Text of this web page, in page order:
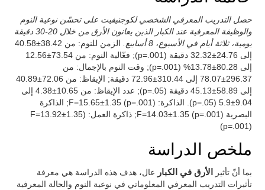
حصل التدريب المعرفي الشخصي لكوجنيفيت على تحسّن نوعية النوم
والوظيفة المعرفية عند الكبار الذين يعانون الأرق من خلال 20-30 دقيقة
يومية، ثلاثة أيام في الأسبوع، 8 أسابيع.
الزمن للنوم: من 38.42±40.58
إلى 24.76±32.32 دقيقة (p=.001); فعّالية النوم: من 73.54±12.56
إلى 80.28±13.78% (p=.001); وقت النوم بالإجمال: من
296.37±78.07 إلى 310.44±72.96 دقيقة; الإيقاظ: من 72.06±40.89
إلى 58.89±45.13 دقيقة (p=.05); عدد الإيقاظ: من 10.65±4.38 إلى
9.04±5.9 (p=.05). الذاكرة: F=15.65±1.35 (p=.001); الذاكرة
البصرية F=14.03±1.35 (p=.001); ذاكرة العمل: F=13.92±1.35)
(p=.001)
ملخص الدراسة
بما أنّ تأثير الأرق في الكبار عال، هدف هذه الدراسة هي معرفة
تأثيرات التدريب المعرفي المعلوماتي في نوعية النوم والحالة المعرفية